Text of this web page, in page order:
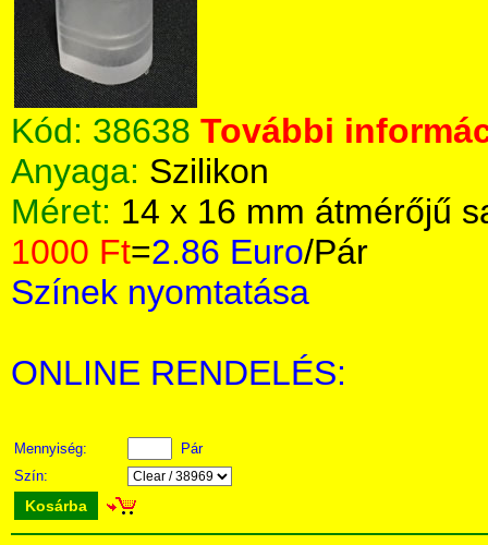
Kód: 38638 További
Anyaga: Szilikon
Méret: 14 x 16 mm átmérőjű
1000 Ft=2.86 Euro/Pár
Színek nyomtatása
ONLINE RENDELÉS:
Mennyiség:
Pár
Szín:
Kosárba